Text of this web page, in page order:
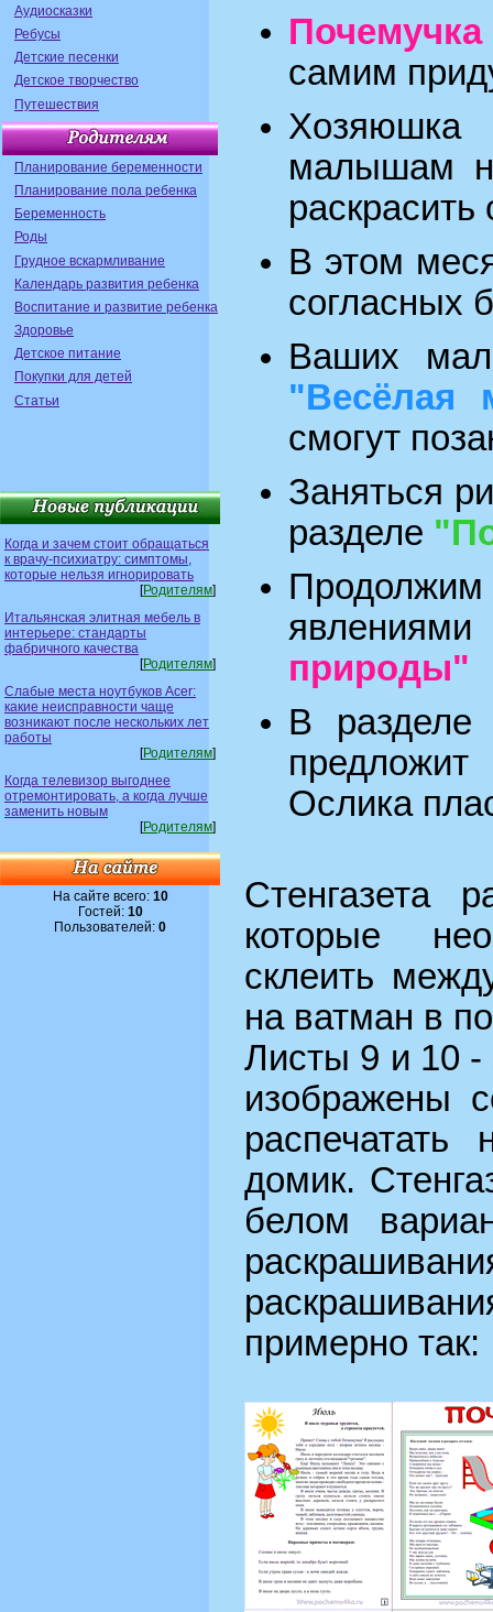
Аудиосказки
Ребусы
Детские песенки
Детское творчество
Путешествия
Планирование беременности
Планирование пола ребенка
Беременность
Роды
Грудное вскармливание
Календарь развития ребенка
Воспитание и развитие ребенка
Здоровье
Детское питание
Покупки для детей
Статьи
Когда и зачем стоит обращаться
к врачу-психиатру: симптомы,
которые нельзя игнорировать
[Родителям]
Итальянская элитная мебель в
интерьере: стандарты
фабричного качества
[Родителям]
Слабые места ноутбуков Acer:
какие неисправности чаще
возникают после нескольких лет
работы
[Родителям]
Когда телевизор выгоднее
отремонтировать, а когда лучше
заменить новым
[Родителям]
На сайте всего: 10
Гостей: 10
Пользователей: 0
самим
малышам
раскрасить
В этом
согласных
Ваших
"Весёлая
смогут
Заняться
разделе
природы"
В разделе
Ослика
Стенгазета
которые
склеить
на ватман в
Листы 9 и 10
изображены
домик.
белом
примерно так: